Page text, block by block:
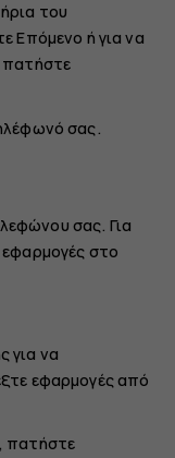
του
Επόμενο ή για να
πατήστε
σας.
σας. Για
εφαρμογές στο
για να
εφαρμογές από
πατήστε